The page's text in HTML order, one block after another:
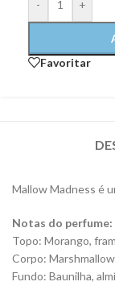
- +
Favoritar
Mallow Madness é
Notas do perfume:
Topo: Morango,
Corpo:
Fundo: Baunilha,